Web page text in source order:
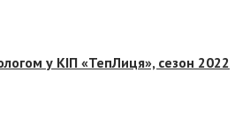
у КІП «ТепЛиця», сезон 2022